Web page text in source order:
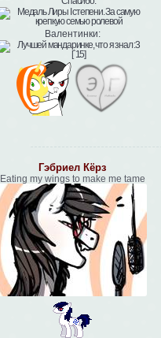
Валентинки:
Гэбриел Кёрз
Eating my wings to make me tame